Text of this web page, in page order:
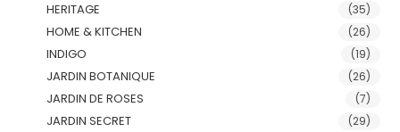
HERITAGE (35)
HOME & KITCHEN (26)
INDIGO (19)
JARDIN BOTANIQUE (26)
JARDIN DE ROSES (7)
JARDIN SECRET (29)